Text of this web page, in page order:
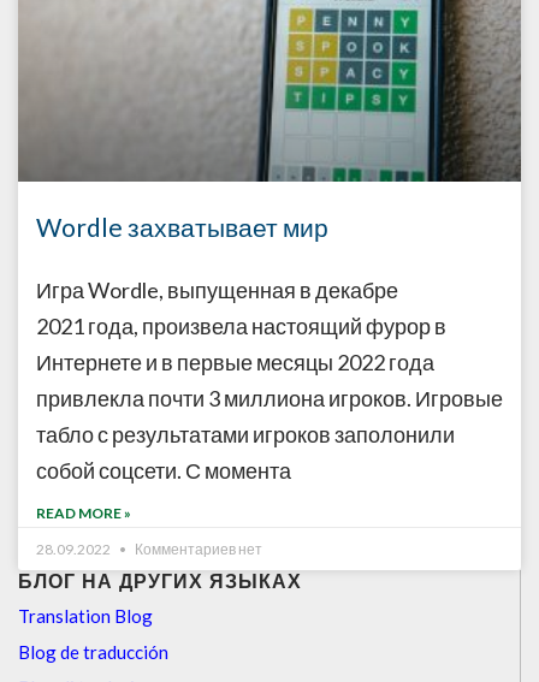
БЛОГ НА ДРУГИХ ЯЗЫКАХ
Translation Blog
Blog de traducción
Wordle захватывает мир
Игра Wordle, выпущенная в декабре
2021 года, произвела настоящий фурор в
Интернете и в первые месяцы 2022 года
привлекла почти 3 миллиона игроков. Игровые
табло с результатами игроков заполонили
собой соцсети. С момента
READ MORE »
28.09.2022
Комментариев нет